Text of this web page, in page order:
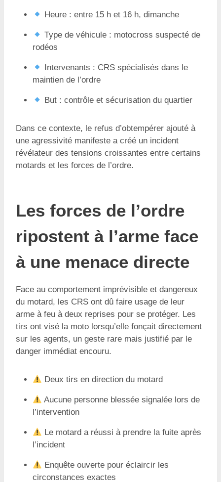
Heure : entre 15 h et 16 h, dimanche
Type de véhicule : motocross suspecté de
rodéos
Intervenants : CRS spécialisés dans le
maintien de l’ordre
But : contrôle et sécurisation du quartier
Dans ce contexte, le refus d’obtempérer ajouté à
une agressivité manifeste a créé un incident
révélateur des tensions croissantes entre certains
motards et les forces de l’ordre.
Les forces de l’ordre
ripostent à l’arme face
à une menace directe
Face au comportement imprévisible et dangereux
du motard, les CRS ont dû faire usage de leur
arme à feu à deux reprises pour se protéger. Les
tirs ont visé la moto lorsqu’elle fonçait directement
sur les agents, un geste rare mais justifié par le
danger immédiat encouru.
Deux tirs en direction du motard
Aucune personne blessée signalée lors de
l’intervention
Le motard a réussi à prendre la fuite après
l’incident
Enquête ouverte pour éclaircir les
circonstances exactes